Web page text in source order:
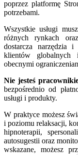
poprzez platformę
potrzebami.
Wszystkie usługi
różnych rynkach
dostarcza narzędzia
klientów globalnych
obecnymi
Nie jesteś
bezpośrednio od
usługi i produkty.
W praktyce możesz
i poziomu relaksacji,
hipnoterapii,
autosugestii oraz
wskazane, możesz